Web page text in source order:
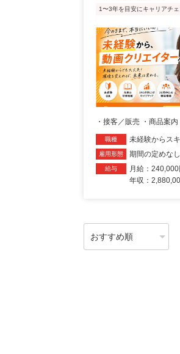
1〜3年を目安にキャリアチ
・接客／販売 ・商品案
職種 未経験からス
雇用形態 期間の定めな
給与
月給：
年収：